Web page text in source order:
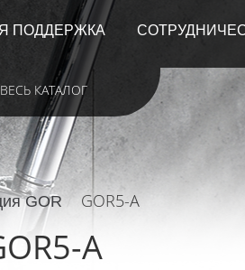
ПОДДЕРЖКА
ВЕСЬ КАТАЛОГ
GOR GOR5-A
A